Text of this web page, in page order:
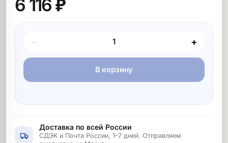
6 116 ₽
Покупка товара
− +
В корзину
Доставка по всей России
СДЭК и Почта России, 1–7 дней. Отправляем